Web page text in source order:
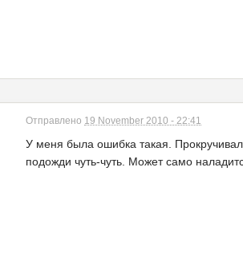
Отправлено 19 November 2010 - 22:41
У меня была ошибка такая.
подожди чуть-чуть. Может само